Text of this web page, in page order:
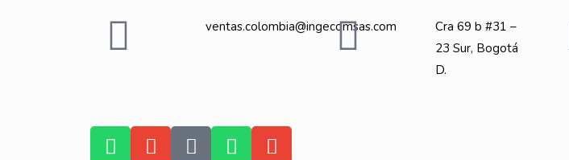
ventas.colombia@ingecomsas.com
Cra 69 b #31 –
23 Sur, Bogotá
D.